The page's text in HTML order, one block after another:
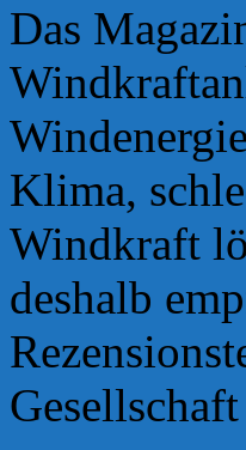
Das
Klima,
Windkraft
deshalb